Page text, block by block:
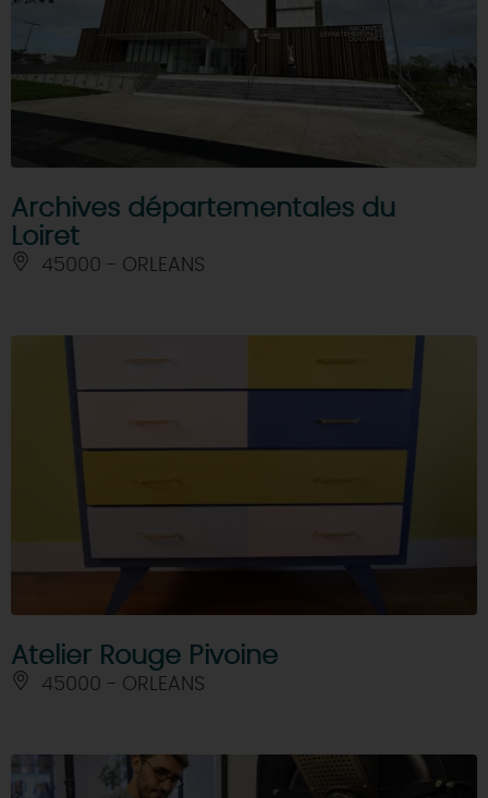
Archives départementales du
Loiret
45000 - ORLEANS
Atelier Rouge Pivoine
45000 - ORLEANS